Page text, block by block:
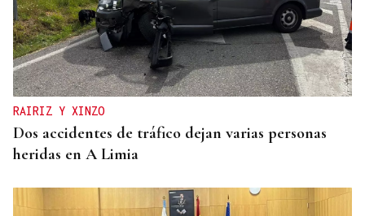
RAIRIZ Y XINZO
Dos accidentes de tráfico dejan varias personas
heridas en A Limia